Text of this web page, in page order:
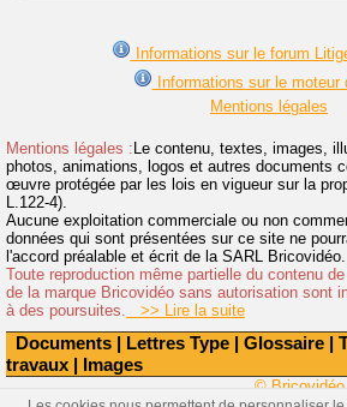
Documents | Lettres Type | Glossaire |
travaux | Images
Informations sur le forum
Informations sur le moteur
Mentions légales
Mentions légales : Le contenu, textes, images,
photos, animations, logos et autres documents
œuvre protégée par les lois en vigueur sur la
L.122-4).
Aucune exploitation commerciale ou non
données qui sont présentées sur ce site ne
l'accord préalable et écrit de la SARL Bricovidéo.
Toute reproduction même partielle du contenu
de la marque Bricovidéo sans autorisation sont
à des poursuites. >> Lire la suite
© Bricovidéo